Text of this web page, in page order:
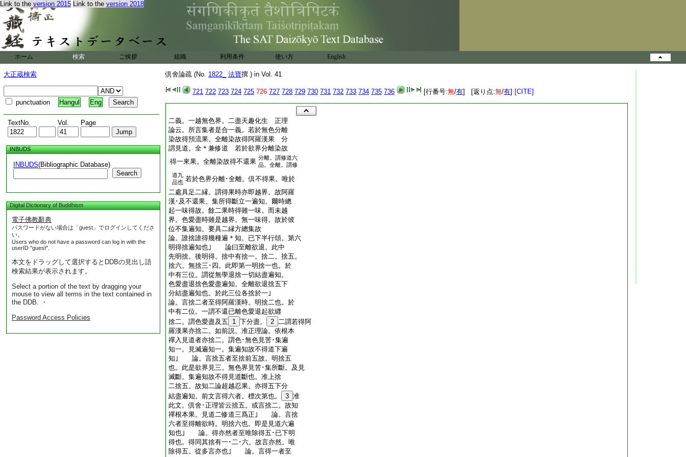
Link to the version 2015 Link to the version 2018
ホーム 検索 ご挨拶 組織 利用条件 使い方 English
大正蔵検索
punctuation Hangul Eng
TextNo. Vol. Page
INBUDS
INBUDS(Bibliographic Database)
Search
Digital Dictionary of Buddhism
電子佛教辭典
パスワードがない場合は「guest」でログインしてくださ
い。
Users who do not have a password can log in with the
userID "guest".
本文をドラッグして選択するとDDBの見出し語
検索結果が表示されます。
Select a portion of the text by dragging your
mouse to view all terms in the text contained in
the DDB. ・
Password Access Policies
倶舍論疏 (No. 1822_ 法寶撰 ) in Vol. 41
721 722 723 724 725 726 727 728 729 730 731 732 733 734 735 736 [行番号:無/有] [返り点:無/有] [CITE]
二義。一越無色界。二盡天趣化生 正理
論云。所言集者是合一義。若於無色分離
染故得預流果。全離染故得阿羅漢果 分
謂見道。全＊兼修道 若於欲界分離染故
得一來果。全離染故得不還果 分離。謂修道六
品。全離。謂修
道九
品也 若於色界分離･全離。倶不得果。唯於
二處具足二縁。謂得果時亦即越界。故阿羅
漢･及不還果。集所得斷立一遍知。爾時總
起一味得故。餘二果時得雖一味。而未越
界。色愛盡時雖是越界。無一味得。故於彼
位不集遍知。要具二縁方總集故
論。誰捨誰得幾種遍＊知。已下半行頌。第六
明得捨遍知也｣ 論曰至離欲退。此中
先明捨。後明得。捨中有捨一。捨二。捨五。
捨六。無捨三･四。此即第一明捨一也。於
中有三位。謂從無學退捨一切結盡遍知。
色愛盡退捨色愛盡遍知。全離欲退捨五下
分結盡遍知也。於此三位各捨於一｣
論。言捨二者至得阿羅漢時。明捨二也。於
中有二位。一謂不還已離色愛退起欲纒
捨二。謂色愛盡及五
1 下分盡。 2 二謂若得阿
羅漢果亦捨二。如前説。准正理論。依根本
禪入見道者亦捨二。謂色･無色見苦･集遍
知一。見滅遍知一。集遍知故不得道下遍
知｣ 論。言捨五者至捨前五故。明捨五
也。此是欲界見三。無色界見苦･集所斷。及見
滅斷。集遍知故不得見道斷也。准上捨
二捨五。故知二論超越忍果。亦得五下分
結盡遍知。前文言得六者。標次第也。
3 准
此文。倶舍･正理皆云捨五。或言捨二。故知
禪根本果。見道二修道三爲正｣ 論。言捨
六者至得離欲時。明捨六也。即是見道六遍
知也｣ 論。得亦然者至唯除得五･已下明
得也。得同其捨有一･二･六。故言亦然。唯
除得五。從多言亦也｣ 論。言得一者至